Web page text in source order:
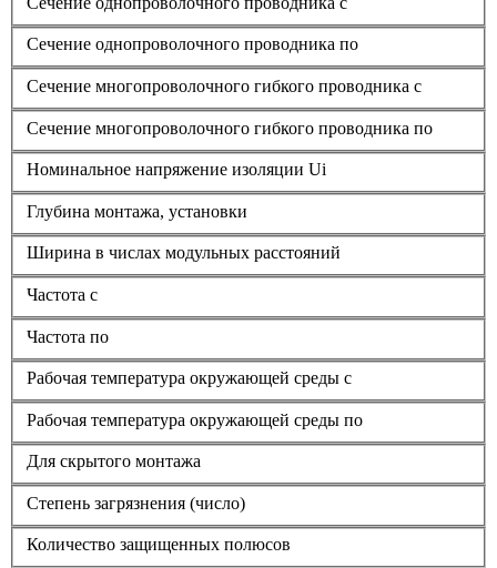
Сечение однопроволочного проводника по
Сечение многопроволочного гибкого проводника с
Сечение многопроволочного гибкого проводника по
Номинальное напряжение изоляции Ui
Глубина монтажа, установки
Ширина в числах модульных расстояний
Частота с
Частота по
Рабочая температура окружающей среды с
Рабочая температура окружающей среды по
Для скрытого монтажа
Степень загрязнения (число)
Количество защищенных полюсов